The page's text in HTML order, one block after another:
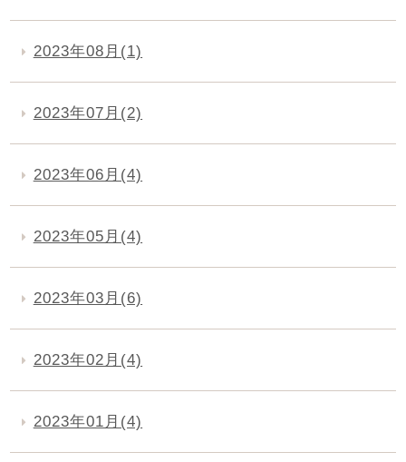
2023年08月(1)
2023年07月(2)
2023年06月(4)
2023年05月(4)
2023年03月(6)
2023年02月(4)
2023年01月(4)